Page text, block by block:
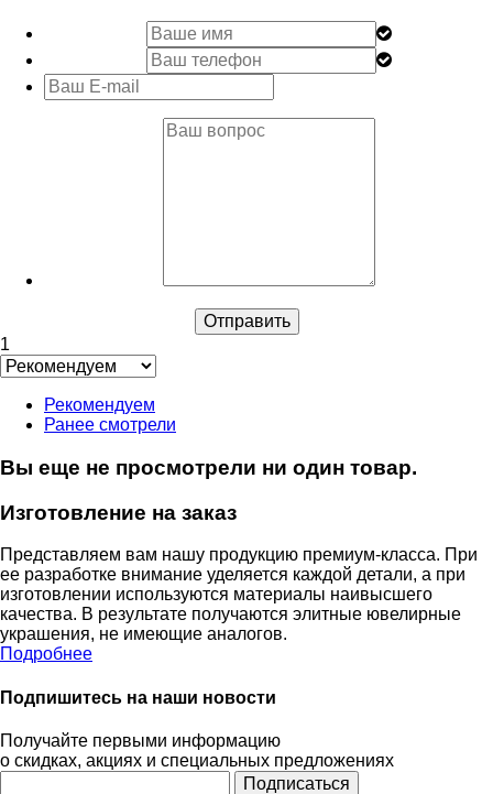
1
Рекомендуем
Ранее смотрели
Вы еще не просмотрели ни один товар.
Изготовление на заказ
Представляем вам нашу продукцию премиум-класса. При
ее разработке внимание уделяется каждой детали, а при
изготовлении используются материалы наивысшего
качества. В результате получаются элитные ювелирные
украшения, не имеющие аналогов.
Подробнее
Подпишитесь на наши новости
Получайте первыми информацию
о скидках, акциях и специальных предложениях